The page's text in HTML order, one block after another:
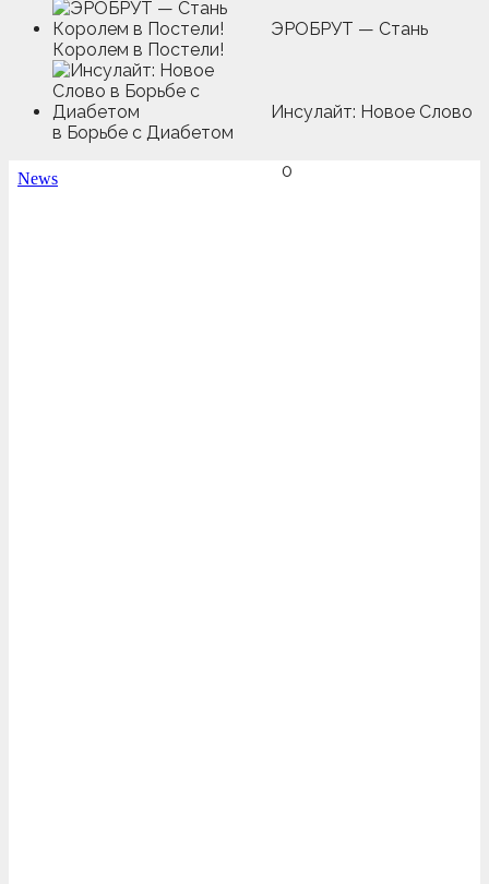
ЭРОБРУТ — Стань
Королем в Постели!
Инсулайт: Новое Слово
в Борьбе с Диабетом
0